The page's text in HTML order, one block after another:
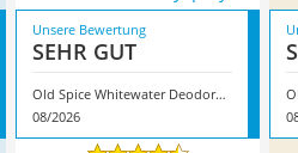
Unsere Bewertung
SEHR GUT
Old Spice Whitewater Deodorant Bodyspray
08/2026